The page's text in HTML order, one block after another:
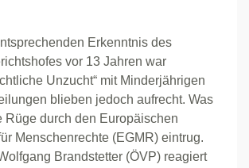
Erkenntnis des
vor 13 Jahren war
Unzucht“ mit Minderjährigen
blieben jedoch aufrecht. Was
Rüge durch den Europäischen
Menschenrechte (EGMR) eintrug.
Brandstetter (ÖVP) reagiert